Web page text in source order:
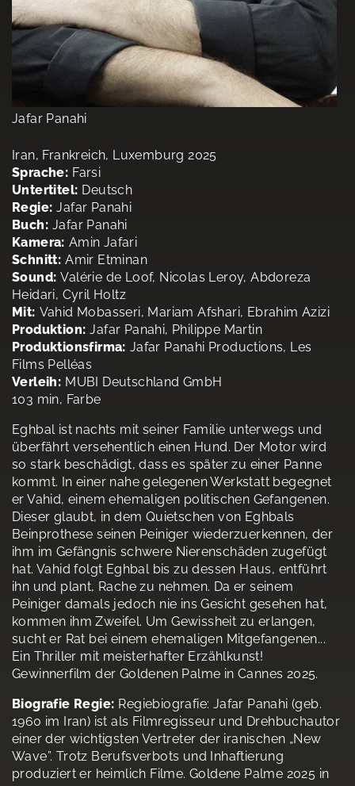
Jafar Panahi
Iran, Frankreich, Luxemburg 2025
Sprache: Farsi
Untertitel: Deutsch
Regie: Jafar Panahi
Buch: Jafar Panahi
Kamera: Amin Jafari
Schnitt: Amir Etminan
Sound: Valérie de Loof, Nicolas Leroy, Abdoreza
Heidari, Cyril Holtz
Mit: Vahid Mobasseri, Mariam Afshari, Ebrahim Azizi
Produktion: Jafar Panahi, Philippe Martin
Produktionsfirma: Jafar Panahi Productions, Les
Films Pelléas
Verleih: MUBI Deutschland GmbH
103 min, Farbe
Eghbal ist nachts mit seiner Familie unterwegs und
überfährt versehentlich einen Hund. Der Motor wird
so stark beschädigt, dass es später zu einer Panne
kommt. In einer nahe gelegenen Werkstatt begegnet
er Vahid, einem ehemaligen politischen Gefangenen.
Dieser glaubt, in dem Quietschen von Eghbals
Beinprothese seinen Peiniger wiederzuerkennen, der
ihm im Gefängnis schwere Nierenschäden zugefügt
hat. Vahid folgt Eghbal bis zu dessen Haus, entführt
ihn und plant, Rache zu nehmen. Da er seinem
Peiniger damals jedoch nie ins Gesicht gesehen hat,
kommen ihm Zweifel. Um Gewissheit zu erlangen,
sucht er Rat bei einem ehemaligen Mitgefangenen...
Ein Thriller mit meisterhafter Erzählkunst!
Gewinnerfilm der Goldenen Palme in Cannes 2025.
Biografie Regie: Regiebiografie: Jafar Panahi (geb.
1960 im Iran) ist als Filmregisseur und Drehbuchautor
einer der wichtigsten Vertreter der iranischen „New
Wave”. Trotz Berufsverbots und Inhaftierung
produziert er heimlich Filme. Goldene Palme 2025 in